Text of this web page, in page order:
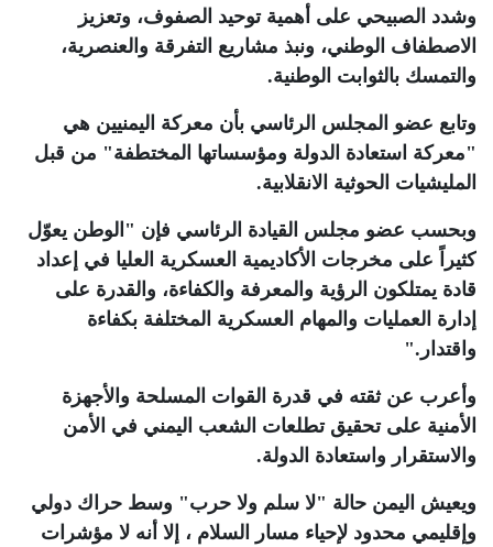
وشدد الصبيحي على أهمية توحيد الصفوف، وتعزيز
الاصطفاف الوطني، ونبذ مشاريع التفرقة والعنصرية،
والتمسك بالثوابت الوطنية.
وتابع عضو المجلس الرئاسي بأن معركة اليمنيين هي
"معركة استعادة الدولة ومؤسساتها المختطفة" من قبل
المليشيات الحوثية الانقلابية.
وبحسب عضو مجلس القيادة الرئاسي فإن "الوطن يعوّل
كثيراً على مخرجات الأكاديمية العسكرية العليا في إعداد
قادة يمتلكون الرؤية والمعرفة والكفاءة، والقدرة على
إدارة العمليات والمهام العسكرية المختلفة بكفاءة
واقتدار ".
وأعرب عن ثقته في قدرة القوات المسلحة والأجهزة
الأمنية على تحقيق تطلعات الشعب اليمني في الأمن
والاستقرار واستعادة الدولة.
ويعيش اليمن حالة "لا سلم ولا حرب" وسط حراك دولي
وإقليمي محدود لإحياء مسار السلام ، إلا أنه لا مؤشرات